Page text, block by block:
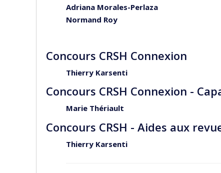
Adriana Morales-Perlaza
Normand Roy
Concours CRSH Connexion
Thierry Karsenti
Concours CRSH Connexion -
Marie Thériault
Concours CRSH - Aides aux
Thierry Karsenti